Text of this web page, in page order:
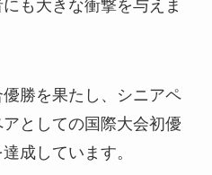
も大きな衝撃を与えま
勝を果たし、シニアペ
としての国際大会初優
成しています。